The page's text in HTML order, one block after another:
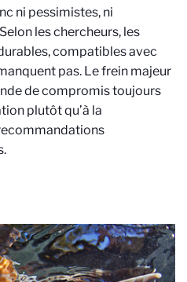
ni pessimistes, ni
les chercheurs, les
compatibles avec
pas. Le frein majeur
de compromis toujours
plutôt qu’à la